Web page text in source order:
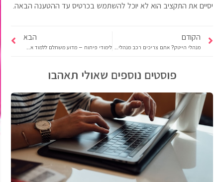
יסיים את התקציב הוא לא יוכל להשתמש בכרטיס עד ההטענה הבאה.
הקודם הבא
פוסטים נוספים שאולי תאהבו